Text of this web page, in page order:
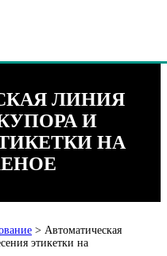
ЛИНИЯ
И
НА
> Автоматическая
этикетки на